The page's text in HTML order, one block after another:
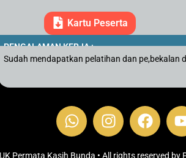
Kartu Peserta
PENGALAMAN KERJA :
Sudah mendapatkan pelatihan dan pe,bekalan
W
h
I
n
F
a
Permata Kasih Bunda • All rights reserved by